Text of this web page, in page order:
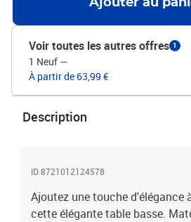
Ajouter au
Voir toutes les autres offres 1
1 Neuf —
À partir de 63,99 €
Description
ID 8721012124578
Ajoutez une touche d'élégance
cette élégante table basse.